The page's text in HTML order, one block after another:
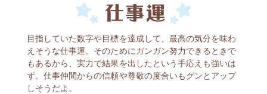
目指していた数字や目標を達成して、最高の気分を味わ
えそうな仕事運。そのためにガンガン努力できるときで
もあるから、実力で結果を出したという手応えも強いは
ず。仕事仲間からの信頼や尊敬の度合いもグンとアップ
しそうだよ。